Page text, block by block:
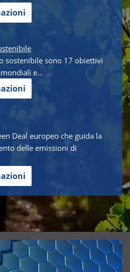
sostenibile sono 17 obiettivi
e...
Deal europeo che guida la
delle emissioni di